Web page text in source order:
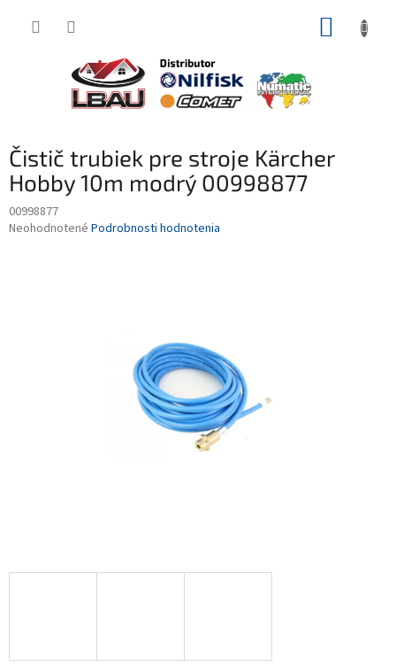
Čistič trubiek pre stroje Kärcher
Hobby 10m modrý 00998877
00998877
Priemerné
Neohodnotené Podrobnosti hodnotenia